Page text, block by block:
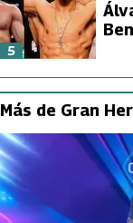
5
Más de Gran